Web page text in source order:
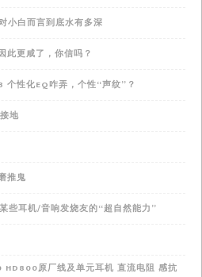
小白而言到底水有多深
此更咸了，你信吗？
个性化EQ咋弄，个性“声纹”？
地
推鬼
些耳机/音响发烧友的“超自然能力”
HD800原厂线及单元耳机 直流电阻 感抗